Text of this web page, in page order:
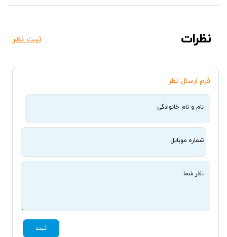
نظرات ثبت نظر
فرم ارسال نظر
نام و نام خانوادگی
شماره موبایل
نظر شما
ثبت